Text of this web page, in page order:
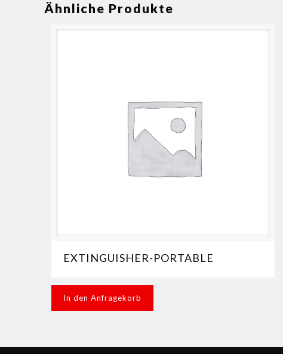
Ähnliche Produkte
EXTINGUISHER-PORTABLE
In den Anfragekorb